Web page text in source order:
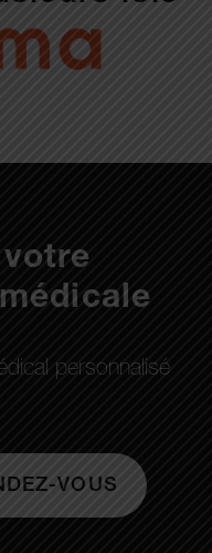
personnalisé
VOUS